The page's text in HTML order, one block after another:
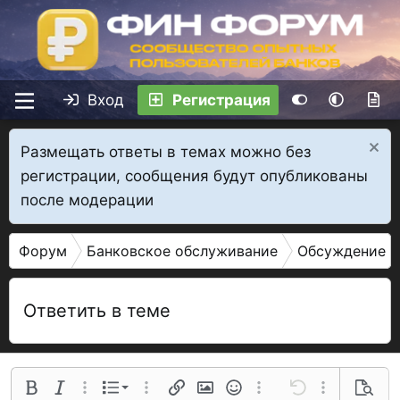
Вход Регистрация
Размещать ответы в темах можно без
регистрации, сообщения будут опубликованы
после модерации
Форум Банковское обслуживание Обсуждение
Ответить в теме
Полужирный
КурсивДополнительные параметры...
Список
Нумерованный список
Дополнительные параметры...
СсылкаИзображение
СмайлыДополнительные
Отменить